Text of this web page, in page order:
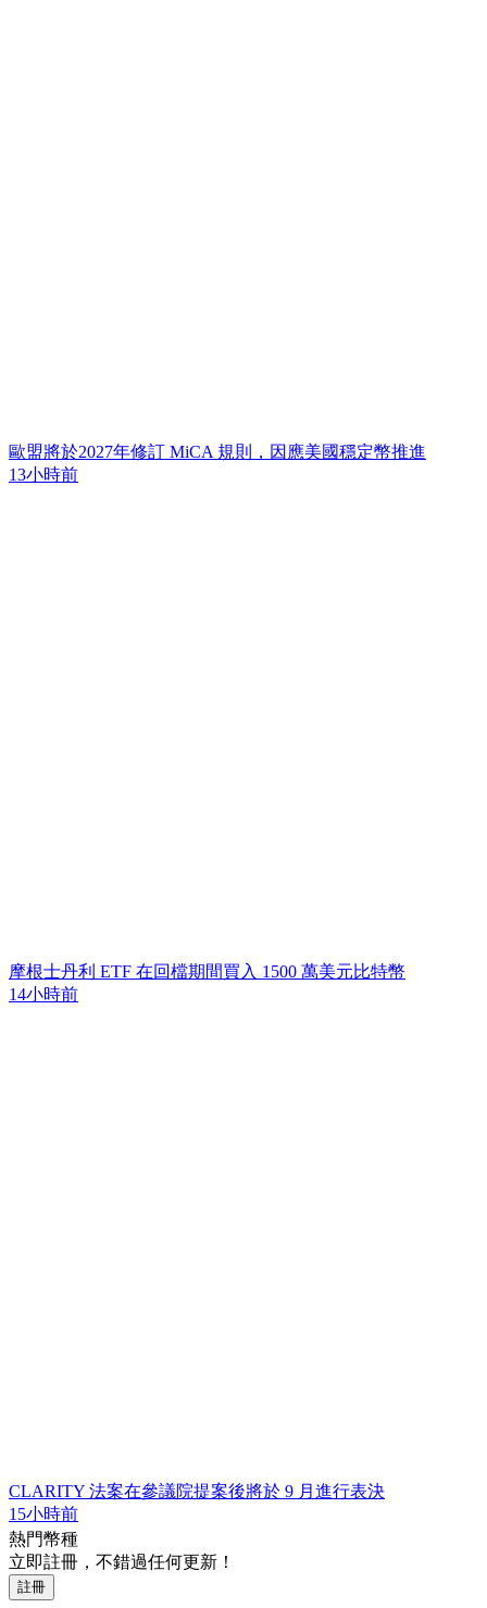
歐盟將於2027年修訂 MiCA 規則，因應美國穩定幣推進
13小時前
摩根士丹利 ETF 在回檔期間買入 1500 萬美元比特幣
14小時前
CLARITY 法案在參議院提案後將於 9 月進行表決
15小時前
熱門幣種
立即註冊，不錯過任何更新！
註冊